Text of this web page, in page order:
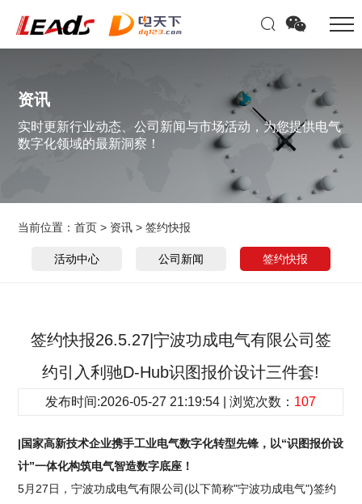
资讯
实时更新行业动态、公司新闻与市场活动，为您提供电气
数字化领域的最新洞察！
当前位置：首页 > 资讯 >签约快报
活动中心 公司新闻 签约快报
签约快报26.5.27|宁波功成电气有限公司签
约引入利驰D-Hub识图报价设计三件套!
发布时间:2026-05-27 21:19:54 | 浏览次数： 107
|国家高新技术企业携手工业电气数字化转型先锋，以“识图报价设
计”一体化构筑电气智造数字底座！
5月27日，宁波功成电气有限公司(以下简称"宁波功成电气")签约